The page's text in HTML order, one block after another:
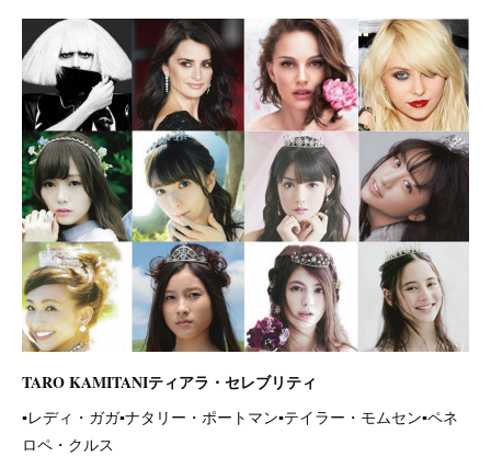
TARO KAMITANIティアラ・セレブリティ
▪️レディ・ガガ▪️ナタリー・ポートマン▪️テイラー・モムセン▪️ペネ
ロペ・クルス